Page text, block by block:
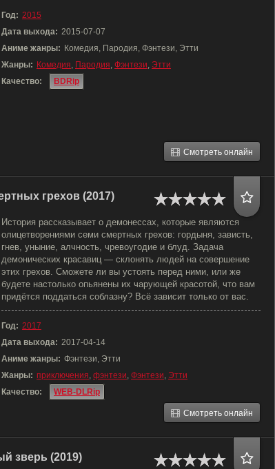
Год: 2015
Дата выхода: 2015-07-07
Аниме жанры: Комедия, Пародия, Фэнтези, Этти
Жанры: Комедия, Пародия, Фэнтези, Этти
Качество:
BDRip
Смотреть онлайн
грехов (2017)
История рассказывает о демонессах, которые являются
олицетворениями семи смертных грехов: гордыня, зависть,
гнев, уныние, алчность, чревоугодие и блуд. Задача
демонических красавиц — склонять людей на совершение
этих грехов. Сможете ли вы устоять перед ними, или же
будете настолько опьянены их чарующей красотой, что вам
придётся поддаться соблазну? Всё зависит только от вас.
Год: 2017
Дата выхода: 2017-04-14
Аниме жанры: Фэнтези, Этти
Жанры: приключения, фэнтези, Фэнтези, Этти
Качество:
WEB-DLRip
Смотреть онлайн
зверь (2019)